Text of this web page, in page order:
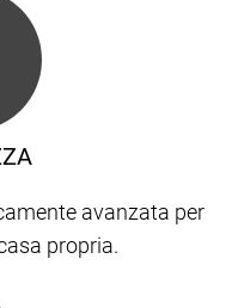
avanzata per
propria.